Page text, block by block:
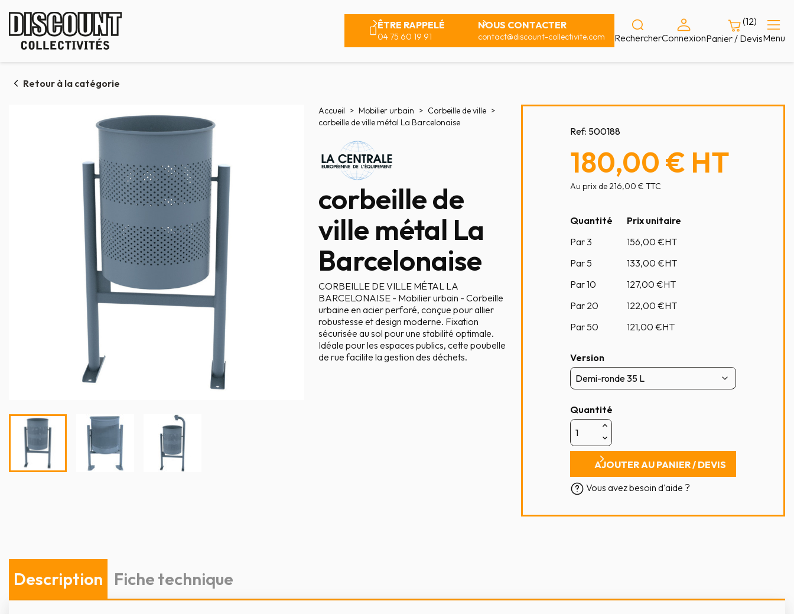
ÊTRE RAPPELÉ
04 75 60 19 91
NOUS CONTACTER
contact@discount-collectivite.com RechercherConnexionPanier / Devis
(12)
Menu
Retour à la catégorie
Accueil Mobilier urbain
Corbeille de ville
corbeille de ville métal La Barcelonaise
corbeille de
ville métal La
Barcelonaise
CORBEILLE DE VILLE MÉTAL LA
BARCELONAISE - Mobilier urbain - Corbeille
urbaine en acier perforé, conçue pour allier
robustesse et design moderne. Fixation
sécurisée au sol pour une stabilité optimale.
Idéale pour les espaces publics, cette poubelle
de rue facilite la gestion des déchets.
Ref: 500188
180,00 € HT
Au prix de 216,00 € TTC
Quantité
Prix unitaire
Par 3
156,00 €HT
Par 5
133,00 €HT
Par 10
127,00 €HT
Par 20
122,00 €HT
Par 50
121,00 €HT
Version
Quantité
AJOUTER AU PANIER / DEVIS
Vous avez besoin d'aide ?
Description Fiche technique